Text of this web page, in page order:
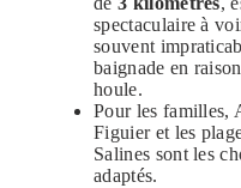
spectaculaire à
souvent
baignade en
houle.
Pour les familles,
Figuier et les
Salines sont les
adaptés.